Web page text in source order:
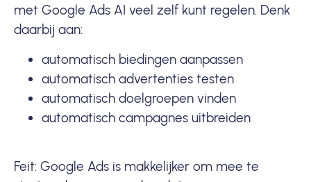
met Google Ads AI veel zelf kunt regelen. Denk
daarbij aan:
automatisch biedingen aanpassen
automatisch advertenties testen
automatisch doelgroepen vinden
automatisch campagnes uitbreiden
Feit: Google Ads is makkelijker om mee te